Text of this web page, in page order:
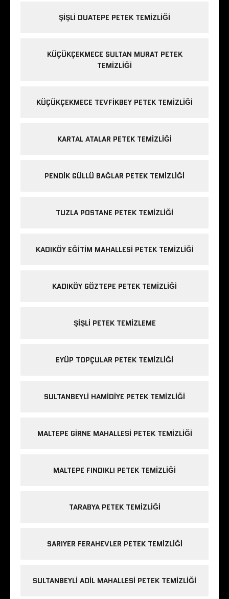
ŞIŞLI DUATEPE PETEK TEMIZLIĞI
KÜÇÜKÇEKMECE SULTAN MURAT PETEK
TEMIZLIĞI
KÜÇÜKÇEKMECE TEVFIKBEY PETEK TEMIZLIĞI
KARTAL ATALAR PETEK TEMIZLIĞI
PENDIK GÜLLÜ BAĞLAR PETEK TEMIZLIĞI
TUZLA POSTANE PETEK TEMIZLIĞI
KADIKÖY EĞITIM MAHALLESI PETEK TEMIZLIĞI
KADIKÖY GÖZTEPE PETEK TEMIZLIĞI
ŞIŞLI PETEK TEMIZLEME
EYÜP TOPÇULAR PETEK TEMIZLIĞI
SULTANBEYLI HAMIDIYE PETEK TEMIZLIĞI
MALTEPE GIRNE MAHALLESI PETEK TEMIZLIĞI
MALTEPE FINDIKLI PETEK TEMIZLIĞI
TARABYA PETEK TEMIZLIĞI
SARIYER FERAHEVLER PETEK TEMIZLIĞI
SULTANBEYLI ADIL MAHALLESI PETEK TEMIZLIĞI